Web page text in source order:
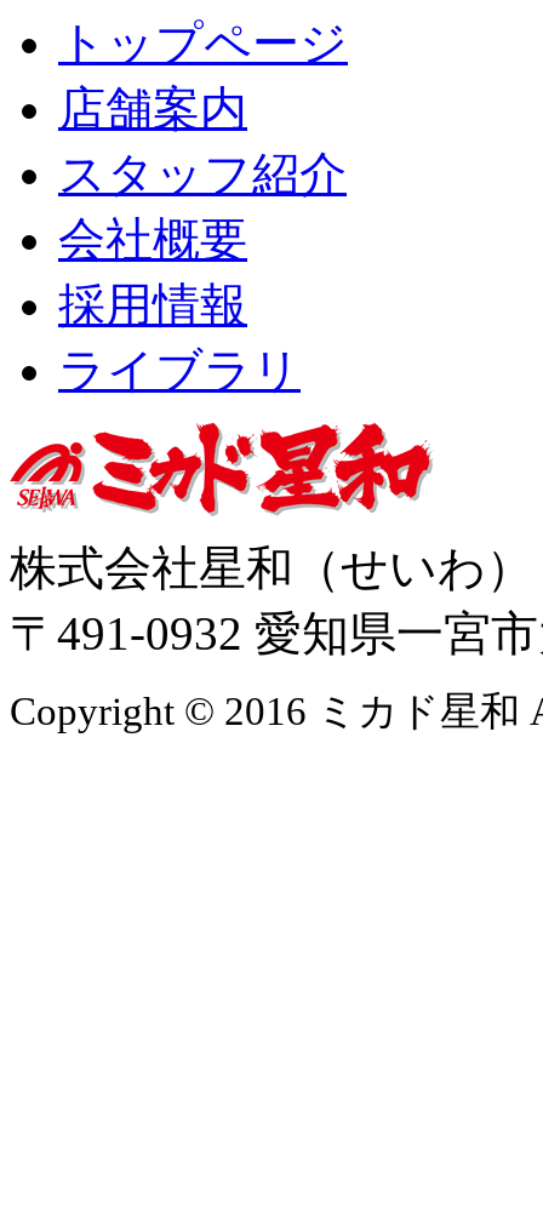
トップページ
店舗案内
スタッフ紹介
会社概要
採用情報
ライブラリ
株式会社星和（せいわ
〒491-0932 愛知県一宮
Copyright © 2016 ミカド星和